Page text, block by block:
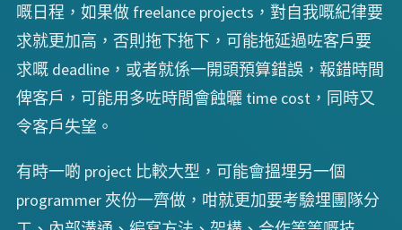
嘅日程，如果做 freelance projects，對自我嘅紀律要
求就更加高，否則拖下拖下，可能拖延過咗客戶要
求嘅 deadline，或者就係一開頭預算錯誤，報錯時間
俾客戶，可能用多咗時間會蝕曬 time cost，同時又
令客戶失望。
有時一啲 project 比較大型，可能會搵埋另一個
programmer 夾份一齊做，咁就更加要考驗埋團隊分